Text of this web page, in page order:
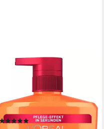
L'ORÉAL PARIS
Haarshampoo Elvital Dream
Feuchtigkeit, mittlere
Hautton an.(12)